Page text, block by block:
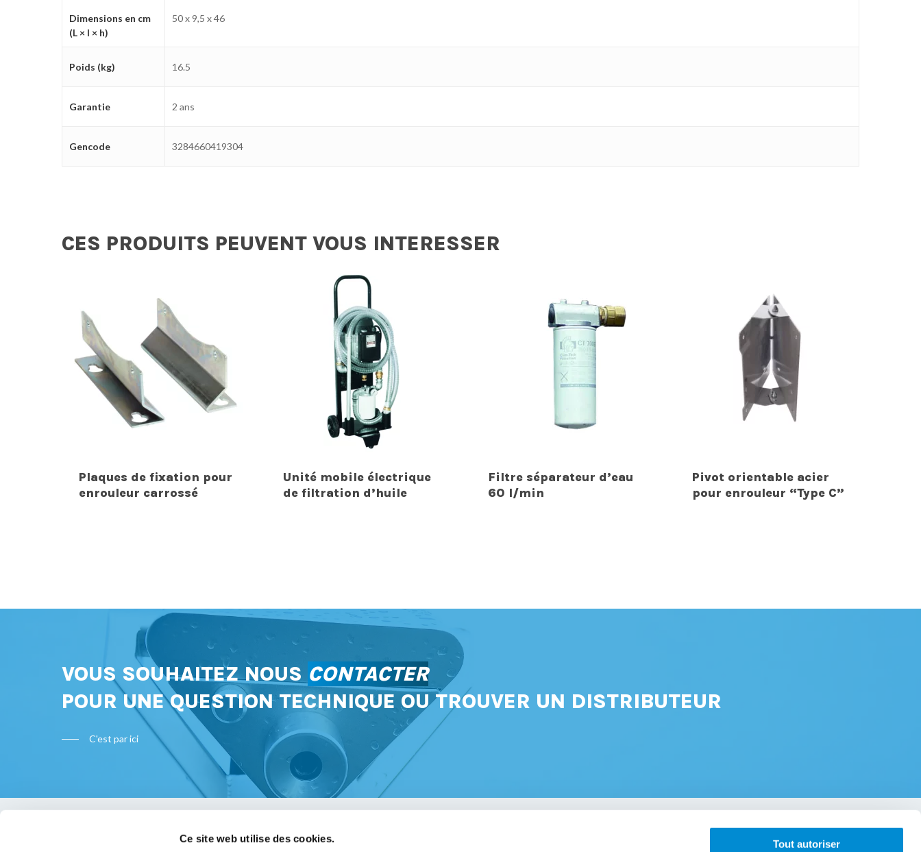
Ce site web utilise des cookies. Tout autoriser
Dimensions en cm
(L × l × h)
50 x 9,5 x 46
Poids (kg) 16.5
Garantie 2 ans
Gencode 3284660419304
CES PRODUITS PEUVENT VOUS INTERESSER
Plaques de fixation pour
enrouleur carrossé
Unité mobile électrique
de filtration d’huile
Filtre séparateur d’eau
60 l/min
Pivot orientable acier
pour enrouleur “Type C”
VOUS SOUHAITEZ NOUS CONTACTER
POUR UNE QUESTION TECHNIQUE OU TROUVER UN DISTRIBUTEUR
C'est par ici